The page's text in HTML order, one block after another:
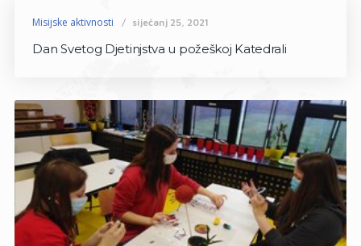
Misijske aktivnosti siječanj 25, 2021
Dan Svetog Djetinjstva u požeškoj Katedrali